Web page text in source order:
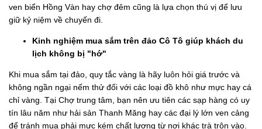
ven biển Hồng Vàn hay chợ đêm cũng là lựa chọn thú vị để lưu
giữ kỷ niệm về chuyến đi.
Kinh nghiệm mua sắm trên đảo Cô Tô giúp khách du
lịch không bị "hớ"
Khi mua sắm tại đảo, quy tắc vàng là hãy luôn hỏi giá trước và
không ngần ngại nếm thử đối với các loại đồ khô như mực hay cá
chỉ vàng. Tại Chợ trung tâm, bạn nên ưu tiên các sạp hàng có uy
tín lâu năm như hải sản Thanh Măng hay các đại lý lớn ven cảng
để tránh mua phải mực kém chất lượng từ nơi khác trà trộn vào.